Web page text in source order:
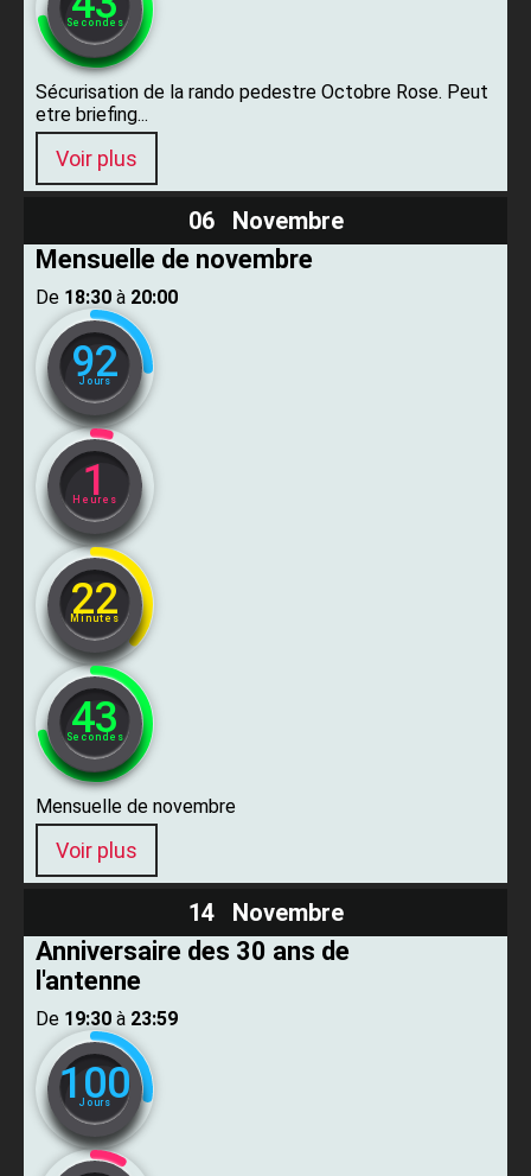
Secondes
Sécurisation de la rando pedestre Octobre Rose. Peut
etre briefing...
Voir plus
06 Novembre
Mensuelle de novembre
De ​ 18:30 ​ à ​ 20:00
92
Jours
1
Heures
22
Minutes
42
Secondes
Mensuelle de novembre
Voir plus
14 Novembre
Anniversaire des 30 ans de
l'antenne
De ​ 19:30 ​ à ​ 23:59
100
Jours